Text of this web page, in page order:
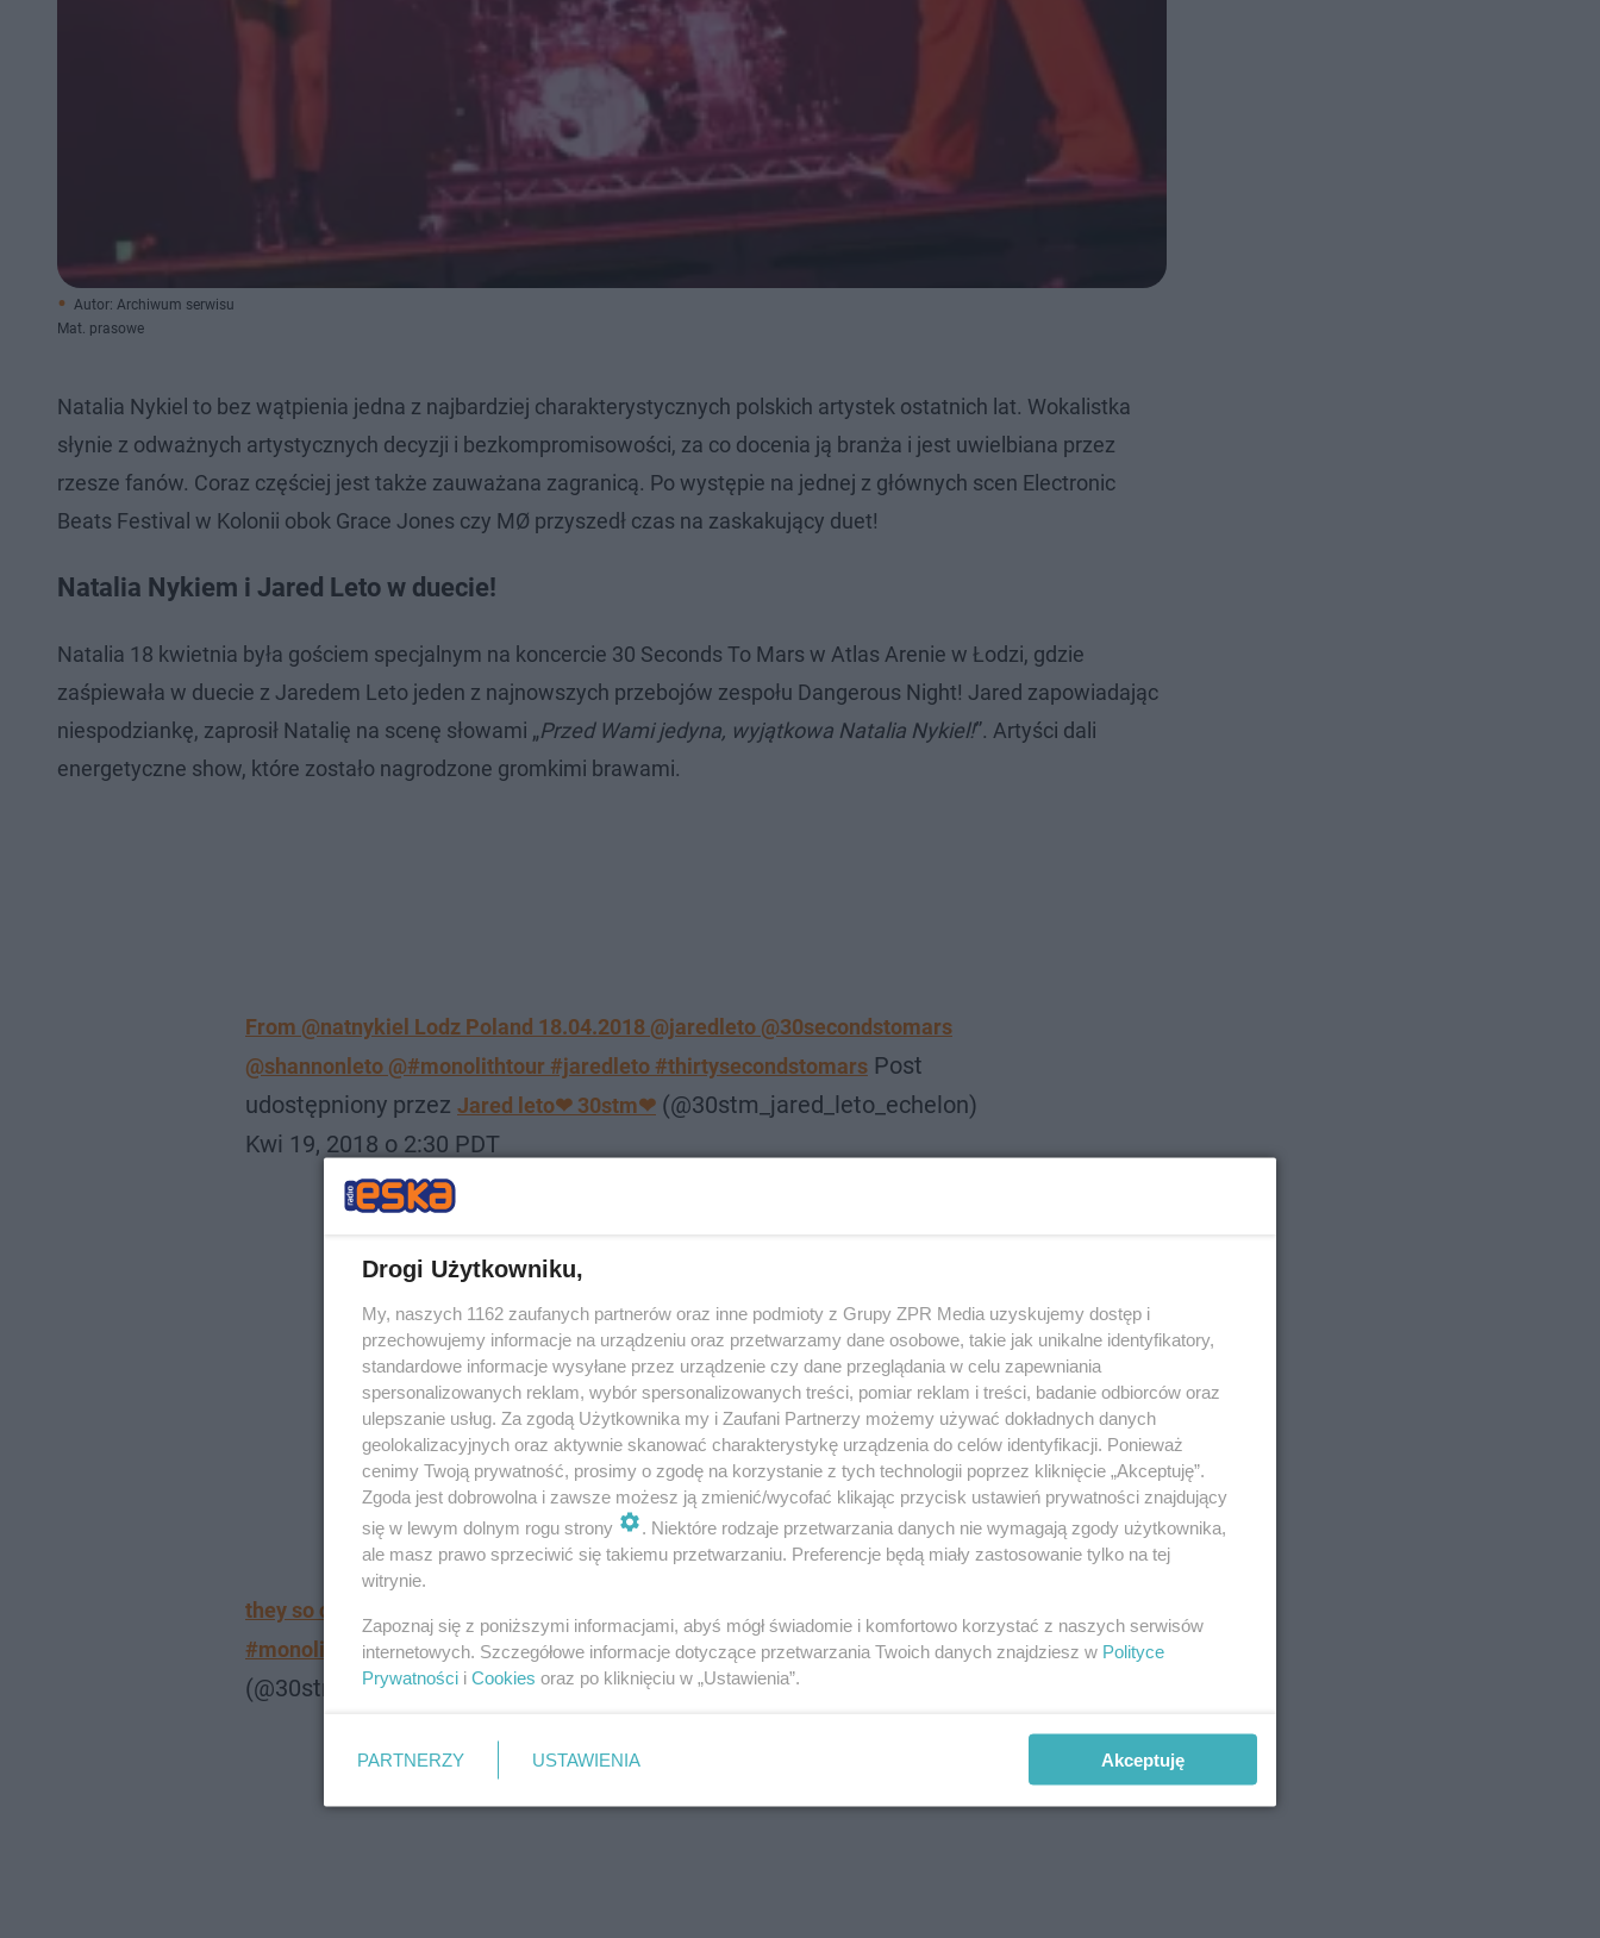
Autor: Archiwum serwisu
Mat. prasowe
Natalia Nykiel to bez wątpienia jedna z najbardziej charakterystycznych polskich artystek ostatnich lat. Wokalistka
słynie z odważnych artystycznych decyzji i bezkompromisowości, za co docenia ją branża i jest uwielbiana przez
rzesze fanów. Coraz częściej jest także zauważana zagranicą. Po występie na jednej z głównych scen Electronic
Beats Festival w Kolonii obok Grace Jones czy MØ przyszedł czas na zaskakujący duet!
Natalia Nykiem i Jared Leto w duecie!
Natalia 18 kwietnia była gościem specjalnym na koncercie 30 Seconds To Mars w Atlas Arenie w Łodzi, gdzie
zaśpiewała w duecie z Jaredem Leto jeden z najnowszych przebojów zespołu Dangerous Night! Jared zapowiadając
niespodziankę, zaprosił Natalię na scenę słowami „Przed Wami jedyna, wyjątkowa Natalia Nykiel!”. Artyści dali
energetyczne show, które zostało nagrodzone gromkimi brawami.
From @natnykiel Lodz Poland 18.04.2018 @jaredleto @30secondstomars
@shannonleto @#monolithtour #jaredleto #thirtysecondstomars Post
udostępniony przez Jared leto❤ 30stm❤ (@30stm_jared_leto_echelon)
Kwi 19, 2018 o 2:30 PDT
they so cute??? @jaredleto @shannonleto @natnykiel @30secondstomars
#monolithtourPost udostępniony przezJared leto❤ 30stm❤
(@30stm_jared_leto_echelon)Kwi 19, 2018 o 2:22 PDT
Drogi Użytkowniku,
My, naszych 1162 zaufanych partnerów oraz inne podmioty z Grupy ZPR Media uzyskujemy dostęp i
przechowujemy informacje na urządzeniu oraz przetwarzamy dane osobowe, takie jak unikalne identyfikatory,
standardowe informacje wysyłane przez urządzenie czy dane przeglądania w celu zapewniania
spersonalizowanych reklam, wybór spersonalizowanych treści, pomiar reklam i treści, badanie odbiorców oraz
ulepszanie usług. Za zgodą Użytkownika my i Zaufani Partnerzy możemy używać dokładnych danych
geolokalizacyjnych oraz aktywnie skanować charakterystykę urządzenia do celów identyfikacji. Ponieważ
cenimy Twoją prywatność, prosimy o zgodę na korzystanie z tych technologii poprzez kliknięcie „Akceptuję”.
Zgoda jest dobrowolna i zawsze możesz ją zmienić/wycofać klikając przycisk ustawień prywatności znajdujący
się w lewym dolnym rogu strony
. Niektóre rodzaje przetwarzania danych nie wymagają zgody użytkownika,
ale masz prawo sprzeciwić się takiemu przetwarzaniu. Preferencje będą miały zastosowanie tylko na tej
witrynie.
Zapoznaj się z poniższymi informacjami, abyś mógł świadomie i komfortowo korzystać z naszych serwisów
internetowych. Szczegółowe informacje dotyczące przetwarzania Twoich danych znajdziesz w Polityce
Prywatności i Cookies oraz po kliknięciu w „Ustawienia”.
PARTNERZY USTAWIENIA Akceptuję